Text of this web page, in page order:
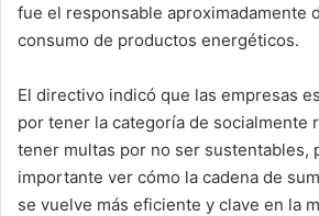
fue el responsable aproximadamente
consumo de productos energéticos.
El directivo indicó que las empresas
por tener la categoría de socialmente
tener multas por no ser sustentables,
importante ver cómo la cadena de
se vuelve más eficiente y clave en la